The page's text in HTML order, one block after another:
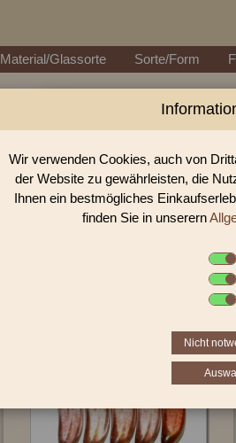
Material/Glassorte Sorte/Form
In unserem Perlen Shop
Wir verwenden Cookies, auch von
der Website zu gewährleisten, die
Ihnen ein bestmögliches
finden Sie in unserern
Nicht